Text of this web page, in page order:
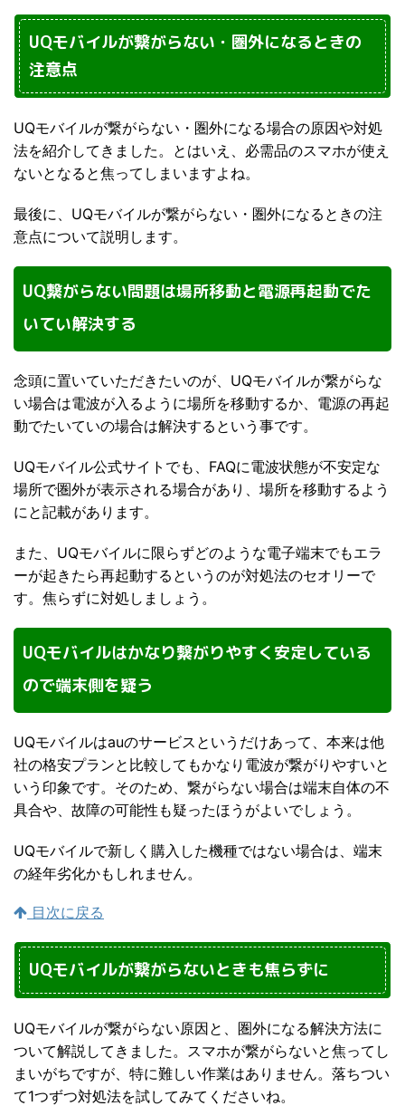
UQモバイルが繋がらない・圏外になるときの
注意点
UQモバイルが繋がらない・圏外になる場合の原因や対処
法を紹介してきました。とはいえ、必需品のスマホが使え
ないとなると焦ってしまいますよね。
最後に、UQモバイルが繋がらない・圏外になるときの注
意点について説明します。
UQ繋がらない問題は場所移動と電源再起動でた
いてい解決する
念頭に置いていただきたいのが、UQモバイルが繋がらな
い場合は電波が入るように場所を移動するか、電源の再起
動でたいていの場合は解決するという事です。
UQモバイル公式サイトでも、FAQに電波状態が不安定な
場所で圏外が表示される場合があり、場所を移動するよう
にと記載があります。
また、UQモバイルに限らずどのような電子端末でもエラ
ーが起きたら再起動するというのが対処法のセオリーで
す。焦らずに対処しましょう。
UQモバイルはかなり繋がりやすく安定している
ので端末側を疑う
UQモバイルはauのサービスというだけあって、本来は他
社の格安プランと比較してもかなり電波が繋がりやすいと
いう印象です。そのため、繋がらない場合は端末自体の不
具合や、故障の可能性も疑ったほうがよいでしょう。
UQモバイルで新しく購入した機種ではない場合は、端末
の経年劣化かもしれません。
目次に戻る
UQモバイルが繋がらないときも焦らずに
UQモバイルが繋がらない原因と、圏外になる解決方法に
ついて解説してきました。スマホが繋がらないと焦ってし
まいがちですが、特に難しい作業はありません。落ちつい
て1つずつ対処法を試してみてくださいね。